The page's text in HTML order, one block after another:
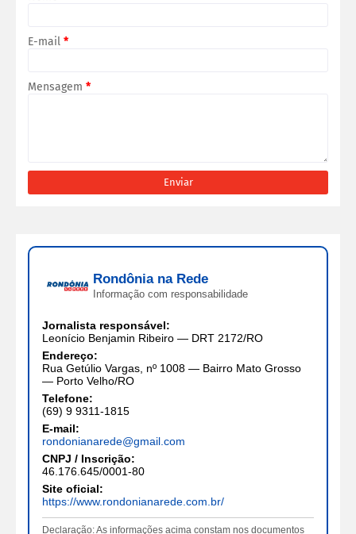
E-mail *
Mensagem *
Rondônia na Rede
Informação com responsabilidade
Jornalista responsável:
Leonício Benjamin Ribeiro — DRT 2172/RO
Endereço:
Rua Getúlio Vargas, nº 1008 — Bairro Mato Grosso
— Porto Velho/RO
Telefone:
(69) 9 9311-1815
E-mail:
rondonianarede@gmail.com
CNPJ / Inscrição:
46.176.645/0001-80
Site oficial:
https://www.rondonianarede.com.br/
Declaração: As informações acima constam nos documentos